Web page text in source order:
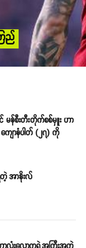
ြည်
မန်စီးတီးတိုက်စစ်မှူး ဟာ
ောနံပါတ် (၂၇) ကို
အာနိုးလ်